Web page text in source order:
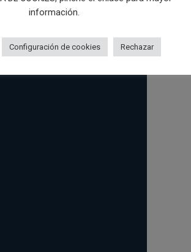
información.
Configuración de cookies Rechazar